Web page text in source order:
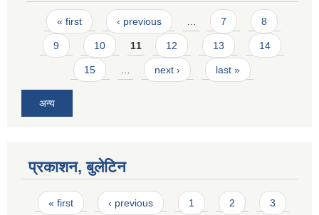
Pages
« first ‹ previous … 7 8
9 10 11 12 13 14
15 … next › last »
अन्य
प्रकाशन, बुलेटिन
Pages
« first ‹ previous 1 2 3